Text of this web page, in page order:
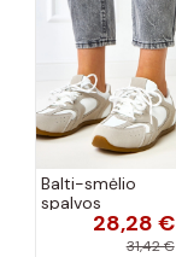
Balti-smėlio
spalvos
sportiniai28,28 €
31,42 €